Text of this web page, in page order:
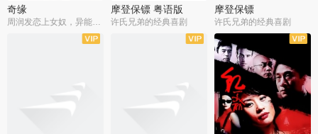
奇缘
周润发恋上女奴，异能护体战邪派
摩登保镖 粤语版
许氏兄弟的经典喜剧
摩登保镖
许氏兄弟的经典喜剧